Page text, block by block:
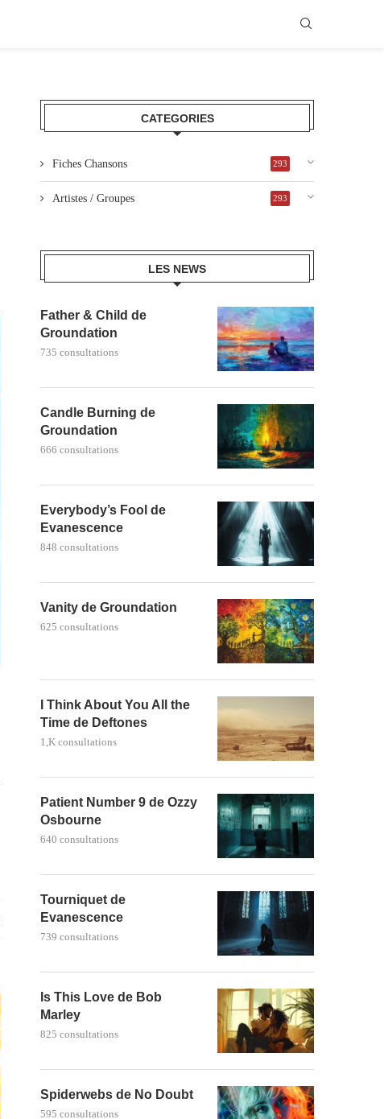
CATEGORIES
Fiches Chansons 293
Artistes / Groupes 293
LES NEWS
Father & Child de
Groundation
735 consultations
Candle Burning de
Groundation
666 consultations
Everybody’s Fool de
Evanescence
848 consultations
Vanity de Groundation
625 consultations
I Think About You All the
Time de Deftones
1,K consultations
Patient Number 9 de Ozzy
Osbourne
640 consultations
Tourniquet de
Evanescence
739 consultations
Is This Love de Bob
Marley
825 consultations
Spiderwebs de No Doubt
595 consultations